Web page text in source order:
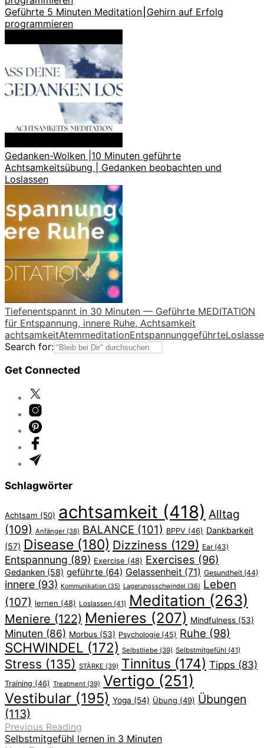
Geführte 5 Minuten Meditation⎮Gehirn auf Erfolg
programmieren
Gedanken-Wolken |10 Minuten geführte
Achtsamkeitsübung | Gedanken beobachten und
Loslassen
Tiefenentspannt in 30 Minuten — Geführte MEDITATION
für Entspannung, innere Ruhe, Achtsamkeit
achtsamkeitAtemmeditationEntspannunggeführte
Search for:
Get Connected
Schlagwörter
Achtsam (50) achtsamkeit (418) Alltag
(109) Anfänger (38) BALANCE (101) BPPV (46) Dankbarkeit
(57) Disease (180) Dizziness (129) Ear(43)
Entspannung (89) Exercise (48) Exercises (96)
Gedanken (58) geführte (64) Gelassenheit (71) Gesundheit (44)
innere (93) Kommunikation (35) Lagerungsschwindel (36) Leben
(107) lernen (48) Loslassen (41) Meditation (263)
Meniere (122) Menieres (207) Mindfulness (53)
Minuten (86) Morbus (53) Psychologie (45) Ruhe (98)
SCHWINDEL (172) Selbstliebe (39) Selbstmitgefühl (41)
Stress (135) STÄRKE (39) Tinnitus (174) Tipps (83)
Training (46) Treatment (39) Vertigo (251)
Vestibular (195) Yoga (54) Übung (49) Übungen
(113)
Previous Reading
Selbstmitgefühl lernen in 3 Minuten